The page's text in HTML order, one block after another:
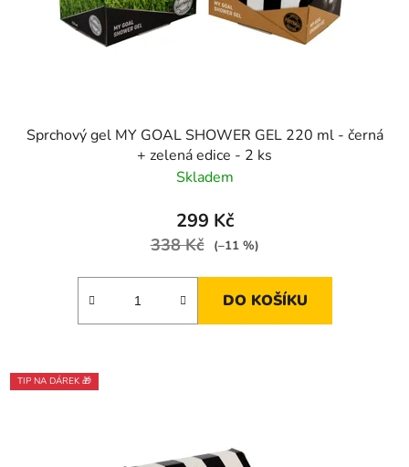
Sprchový gel MY GOAL SHOWER GEL 220 ml - černá
+ zelená edice - 2 ks
Skladem
299 Kč
338 Kč (–11 %)
DO KOŠÍKU
TIP NA DÁREK 🎁